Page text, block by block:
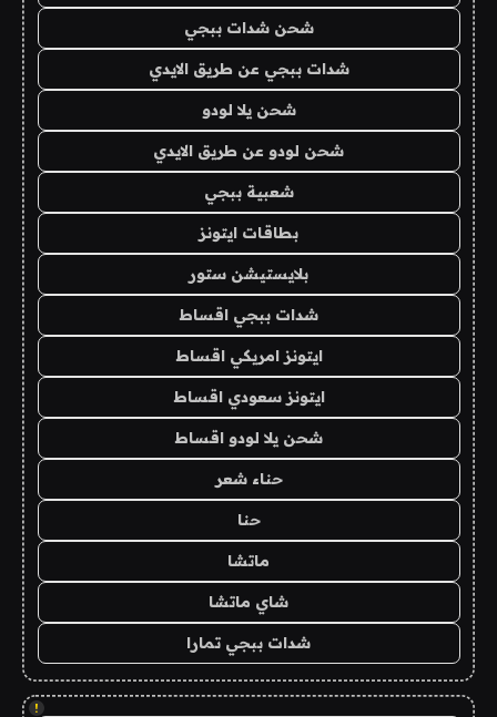
شحن شدات ببجي
شدات ببجي عن طريق الايدي
شحن يلا لودو
شحن لودو عن طريق الايدي
شعبية ببجي
بطاقات ايتونز
بلايستيشن ستور
شدات ببجي اقساط
ايتونز امريكي اقساط
ايتونز سعودي اقساط
شحن يلا لودو اقساط
حناء شعر
حنا
ماتشا
شاي ماتشا
شدات ببجي تمارا
!